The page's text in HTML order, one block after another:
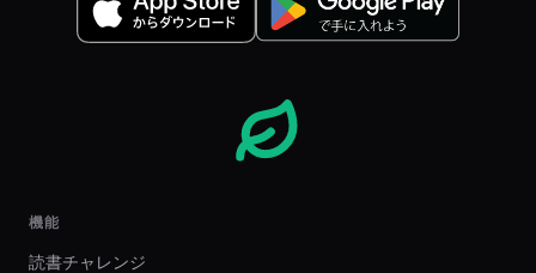
機能
読書チャレンジ